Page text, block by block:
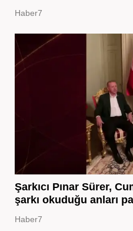
Haber7
Şarkıcı Pınar Sürer,
şarkı okuduğu anları
Haber7